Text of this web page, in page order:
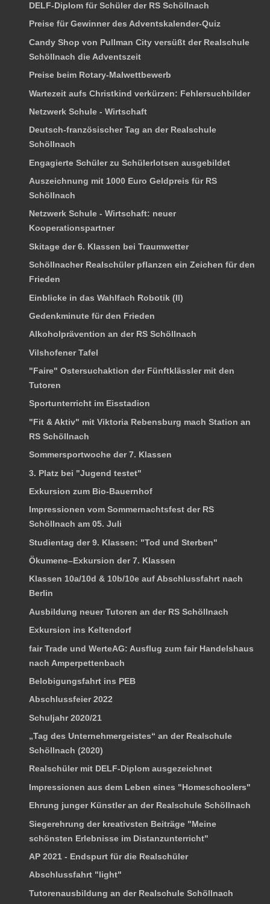
DELF-Diplom für Schüler der RS Schöllnach
Preise für Gewinner des Adventskalender-Quiz
Candy Shop von Pullman City versüßt der Realschule
Schöllnach die Adventszeit
Preise beim Rotary-Malwettbewerb
Wartezeit aufs Christkind verkürzen: Fehlersuchbilder
Netzwerk Schule - Wirtschaft
Deutsch-französischer Tag an der Realschule
Schöllnach
Engagierte Schüler zu Schülerlotsen ausgebildet
Auszeichnung mit 1000 Euro Geldpreis für RS
Schöllnach
Netzwerk Schule - Wirtschaft: neuer
Kooperationspartner
Skitage der 6. Klassen bei Traumwetter
Schöllnacher Realschüler pflanzen ein Zeichen für den
Frieden
Einblicke in das Wahlfach Robotik (II)
Gedenkminute für den Frieden
Alkoholprävention an der RS Schöllnach
Vilshofener Tafel
"Faire" Ostersuchaktion der Fünftklässler mit den
Tutoren
Sportunterricht im Eisstadion
"Fit & Aktiv" mit Viktoria Rebensburg mach Station an
RS Schöllnach
Sommersportwoche der 7. Klassen
3. Platz bei "Jugend testet"
Exkursion zum Bio-Bauernhof
Impressionen vom Sommernachtsfest der RS
Schöllnach am 05. Juli
Studientag der 9. Klassen: "Tod und Sterben"
Ökumene–Exkursion der 7. Klassen
Klassen 10a/10d & 10b/10e auf Abschlussfahrt nach
Berlin
Ausbildung neuer Tutoren an der RS Schöllnach
Exkursion ins Keltendorf
fair Trade und WerteAG: Ausflug zum fair Handelshaus
nach Amperpettenbach
Belobigungsfahrt ins PEB
Abschlussfeier 2022
Schuljahr 2020/21
„Tag des Unternehmergeistes“ an der Realschule
Schöllnach (2020)
Realschüler mit DELF-Diplom ausgezeichnet
Impressionen aus dem Leben eines "Homeschoolers"
Ehrung junger Künstler an der Realschule Schöllnach
Siegerehrung der kreativsten Beiträge "Meine
schönsten Erlebnisse im Distanzunterricht"
AP 2021 - Endspurt für die Realschüler
Abschlussfahrt "light"
Tutorenausbildung an der Realschule Schöllnach